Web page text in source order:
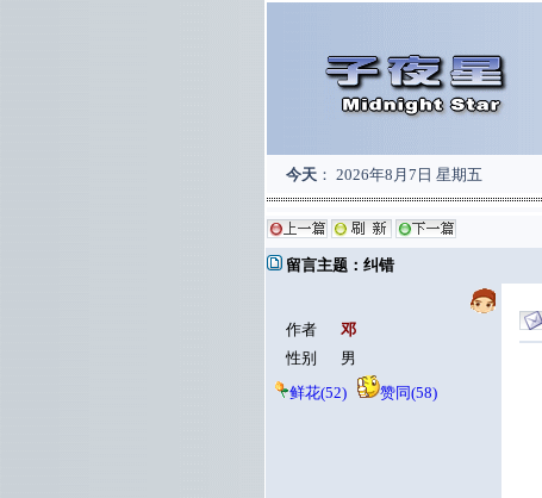
今天 ： 2026年8月7日 星期五
留言主题：纠错
作者
邓
性别
男
鲜花(52)
赞同(58)